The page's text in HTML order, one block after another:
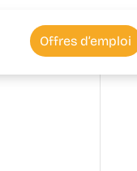
Offres d’emploi